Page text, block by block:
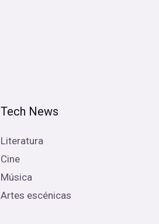
Tech News
Literatura
Cine
Música
Artes escénicas